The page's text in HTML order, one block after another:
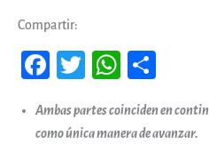
Compartir:
Fa
b
T
tt
W
ts pa
Ambas partes coinciden en
como única manera de avanzar.